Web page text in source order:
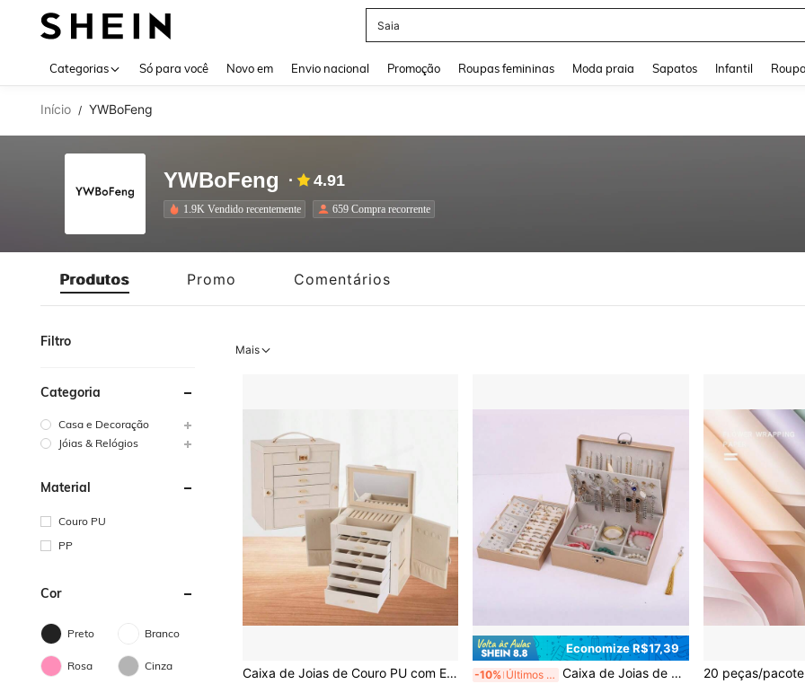
Saia
Categorias Só para você Novo em Envio nacional Promoção Roupas femininas Moda praia Sapatos Infantil
Início / YWBoFeng
YWBoFeng 4.91
1.9K Vendido recentemente 659 Compra recorrente
Produtos Promo Comentários
Filtro
Categoria
Casa e Decoração
Jóias & Relógios
Material
Couro PU
PP
Cor
Preto Branco
Rosa Cinza
Mais
Caixa de Joias de Couro PU com Espelho, Caixa de Armazenamento de Joias de Grande Capacidade para Colares, Anéis, Brincos, Pulseiras, Caixa de Presente com Espelho e Fechadura, Organizador de Joias Multifuncional com Gavetas
Economize R$17,39
-10% Últimos 3 dias
Caixa de Joias de Couro de 2 Camadas Grande com Trava, Organizador de Joias Feminino com Apoio Removível para Brincos, Estojo de Armazenamento de Joias Portátil para Colar, Pulseira, Brinco e Anel